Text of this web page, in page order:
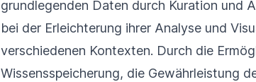
grundlegenden Daten durch Kuration und
bei der Erleichterung ihrer Analyse und
verschiedenen Kontexten. Durch die
Wissensspeicherung, die Gewährleistung